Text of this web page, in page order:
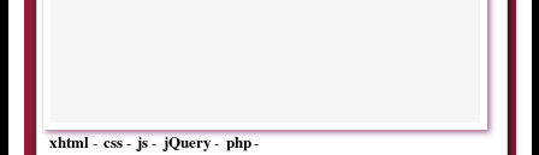
xhtml-css-js-jQuery-php-